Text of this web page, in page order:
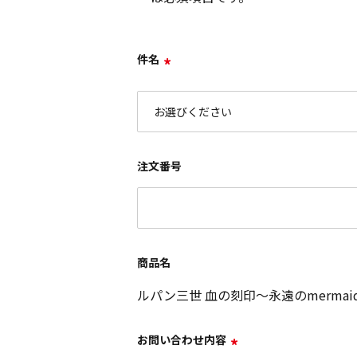
件名 *
注文番号
商品名
ルパン三世 血の刻印～永遠の
お問い合わせ内容 *